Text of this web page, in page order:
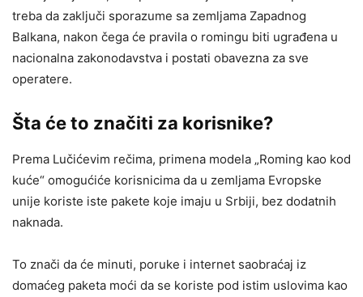
treba da zaključi sporazume sa zemljama Zapadnog
Balkana, nakon čega će pravila o romingu biti ugrađena u
nacionalna zakonodavstva i postati obavezna za sve
operatere.
Šta će to značiti za korisnike?
Prema Lučićevim rečima, primena modela „Roming kao kod
kuće“ omogućiće korisnicima da u zemljama Evropske
unije koriste iste pakete koje imaju u Srbiji, bez dodatnih
naknada.
To znači da će minuti, poruke i internet saobraćaj iz
domaćeg paketa moći da se koriste pod istim uslovima kao